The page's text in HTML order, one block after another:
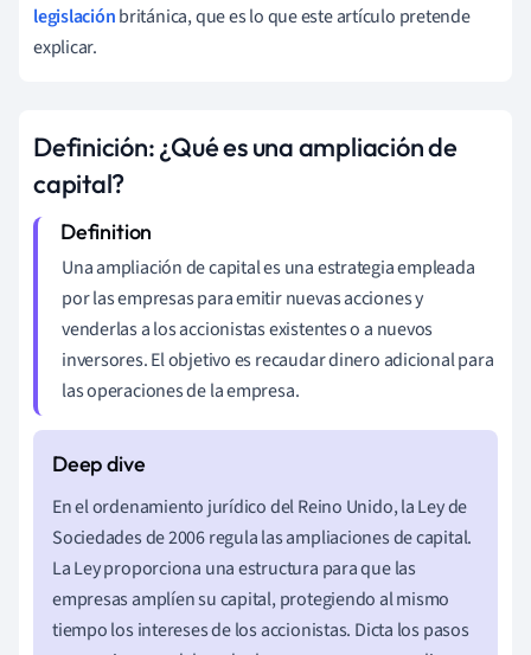
legislaciónbritánica, que es lo que este artículo pretende
explicar.
Definición: ¿Qué es una ampliación de
capital?
Una ampliación de capital es una estrategia empleada
por las empresas para emitir nuevas acciones y
venderlas a los accionistas existentes o a nuevos
inversores. El objetivo es recaudar dinero adicional para
las operaciones de la empresa.
En el ordenamiento jurídico del Reino Unido, la Ley de
Sociedades de 2006 regula las ampliaciones de capital.
La Ley proporciona una estructura para que las
empresas amplíen su capital, protegiendo al mismo
tiempo los intereses de los accionistas. Dicta los pasos